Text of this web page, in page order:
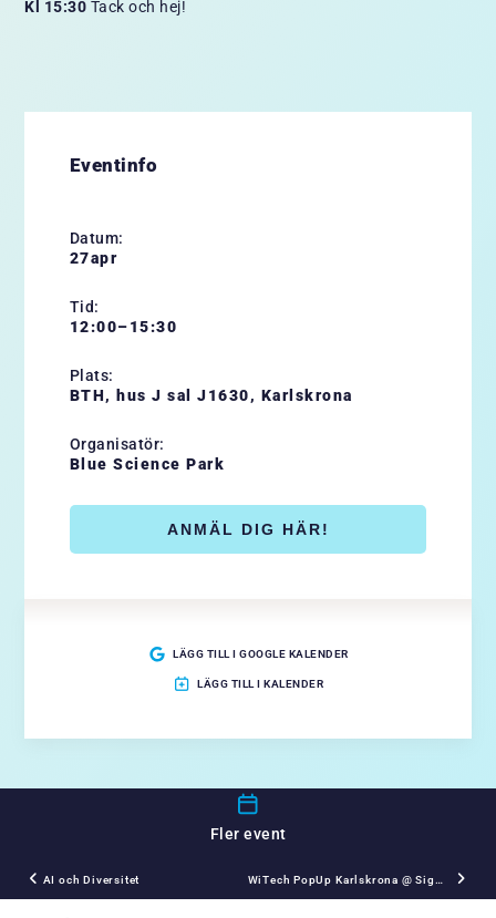
Kl 15:30 Tack och hej!
Eventinfo
Datum:
27apr
Tid:
12:00–15:30
Plats:
BTH, hus J sal J1630, Karlskrona
Organisatör:
Blue Science Park
ANMÄL DIG HÄR!
LÄGG TILL I GOOGLE KALENDER
LÄGG TILL I KALENDER
Fler event
AI och Diversitet WiTech PopUp Karlskrona @ Sigma Technology